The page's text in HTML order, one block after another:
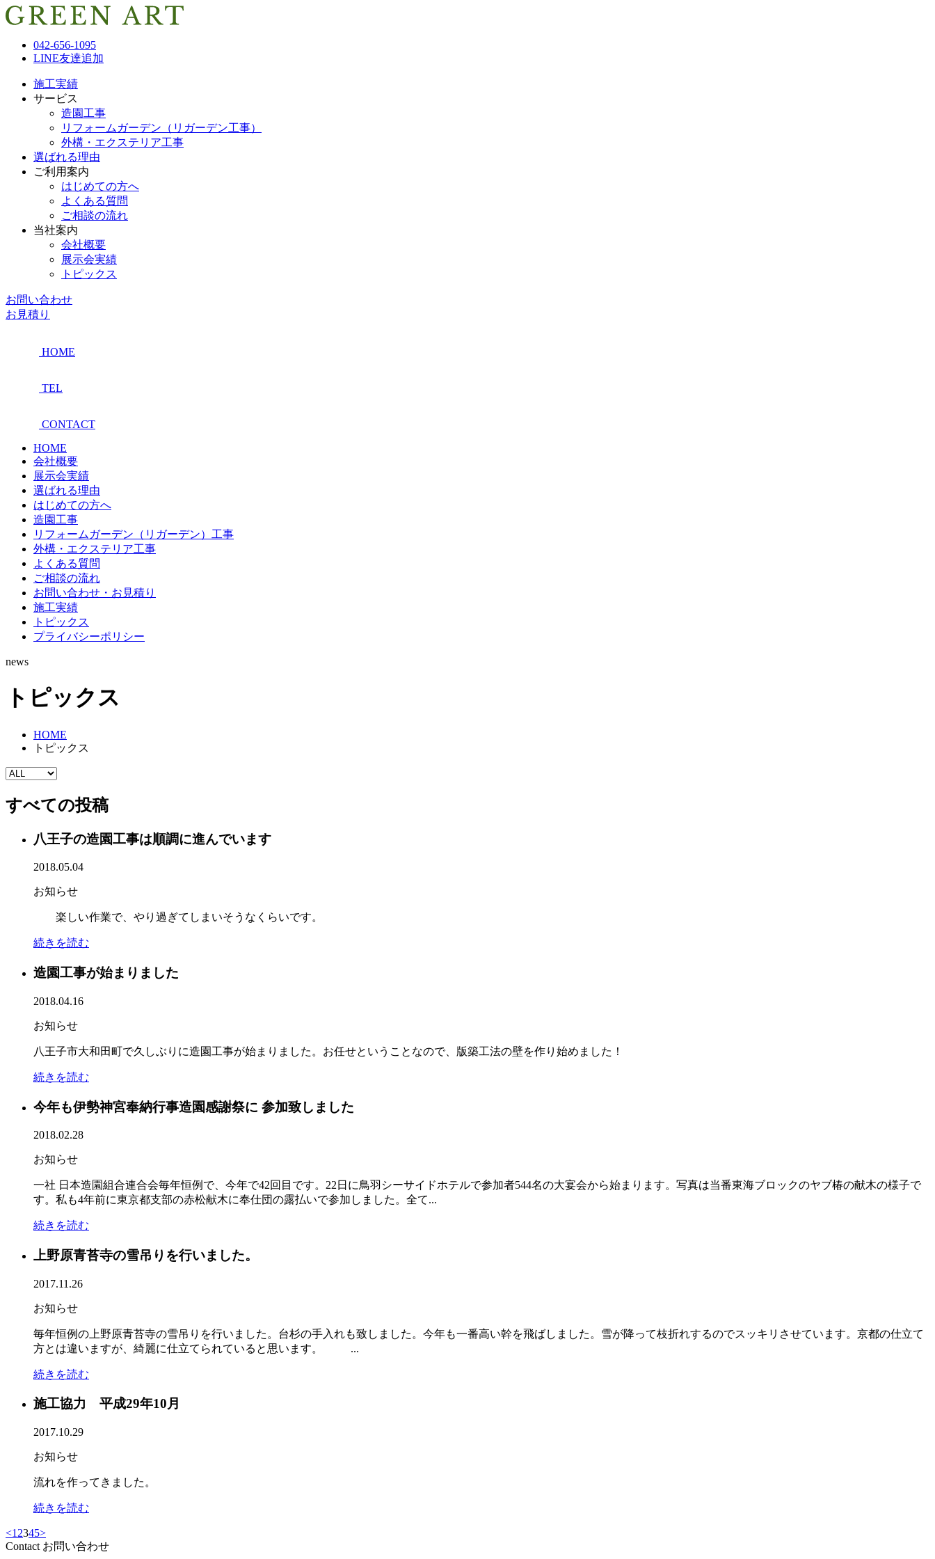
042-656-1095
LINE友達追加
施工実績
サービス
造園工事
リフォームガーデン（リガーデン工事）
外構・エクステリア工事
選ばれる理由
ご利用案内
はじめての方へ
よくある質問
ご相談の流れ
当社案内
会社概要
展示会実績
トピックス
お問い合わせ
お見積り
HOME
TEL
CONTACT
HOME
会社概要
展示会実績
選ばれる理由
はじめての方へ
造園工事
リフォームガーデン（リガーデン）工事
外構・エクステリア工事
よくある質問
ご相談の流れ
お問い合わせ・お見積り
施工実績
トピックス
プライバシーポリシー
news
トピックス
HOME
トピックス
すべての投稿
八王子の造園工事は順調に進んでいます
2018.05.04
お知らせ
楽しい作業で、やり過ぎてしまいそうなくらいです。
続きを読む
造園工事が始まりました
2018.04.16
お知らせ
八王子市大和田町で久しぶりに造園工事が始まりました。お任せということなので、版築工法の壁を作り始めました！
続きを読む
今年も伊勢神宮奉納行事造園感謝祭に 参加致しました
2018.02.28
お知らせ
一社 日本造園組合連合会毎年恒例で、今年で42回目です。22日に鳥羽シーサイドホテルで参加者544名の大宴会から始まります。写真は当番東海ブロックのヤブ椿の献木の様子で
す。私も4年前に東京都支部の赤松献木に奉仕団の露払いで参加しました。全て...
続きを読む
上野原青苔寺の雪吊りを行いました。
2017.11.26
お知らせ
毎年恒例の上野原青苔寺の雪吊りを行いました。台杉の手入れも致しました。今年も一番高い幹を飛ばしました。雪が降って枝折れするのでスッキリさせています。京都の仕立て
方とは違いますが、綺麗に仕立てられていると思います。 ...
続きを読む
施工協力 平成29年10月
2017.10.29
お知らせ
流れを作ってきました。
続きを読む
<1 2345>
Contact お問い合わせ